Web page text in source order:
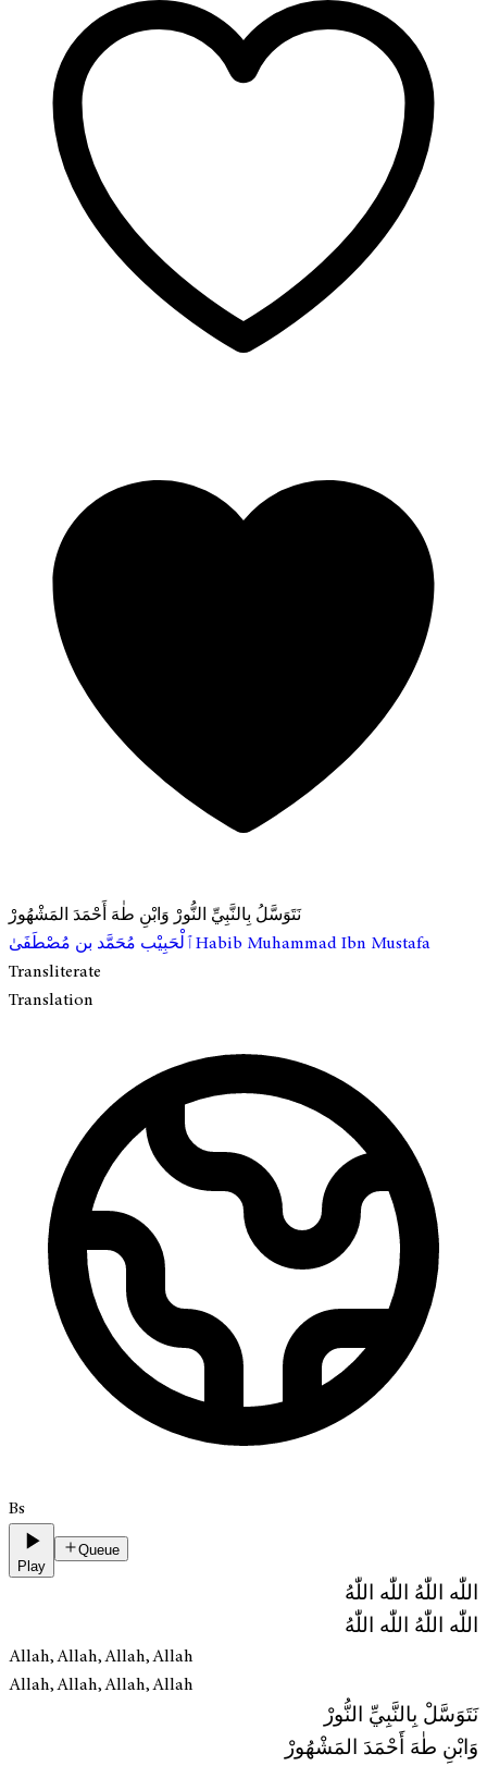
نَتَوَسَّلُ بِالنَّبِيِّ النُّورْ وَابْنِ طٰهَ أَحْمَدَ المَشْهُورْ
ٱلْحَبِيْب مُحَمَّد بن مُصْطَفَىٰHabib Muhammad Ibn Mustafa
Transliterate
Translation
Bs
Play
Queue
اللّٰه اللّٰهُ اللّٰه اللّٰهُ
اللّٰه اللّٰهُ اللّٰه اللّٰهُ
Allah, Allah, Allah, Allah
Allah, Allah, Allah, Allah
نَتَوَسَّلْ بِالنَّبِيِّ النُّورْ
وَابْنِ طٰهَ أَحْمَدَ المَشْهُورْ